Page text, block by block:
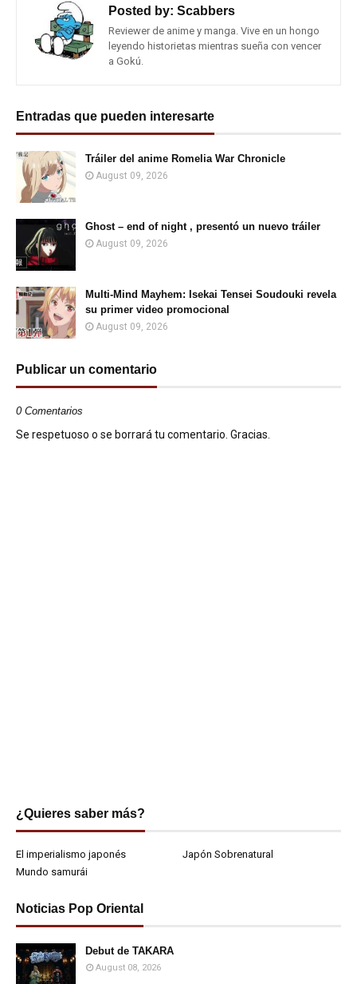
Posted by: Scabbers
Reviewer de anime y manga. Vive en un hongo
leyendo historietas mientras sueña con vencer
a Gokú.
Entradas que pueden interesarte
Tráiler del anime Romelia War Chronicle
August 09, 2026
Ghost – end of night , presentó un nuevo tráiler
August 09, 2026
Multi-Mind Mayhem: Isekai Tensei Soudouki revela
su primer video promocional
August 09, 2026
Publicar un comentario
0 Comentarios
Se respetuoso o se borrará tu comentario. Gracias.
¿Quieres saber más?
El imperialismo japonés
Japón Sobrenatural
Mundo samurái
Noticias Pop Oriental
Debut de TAKARA
August 08, 2026